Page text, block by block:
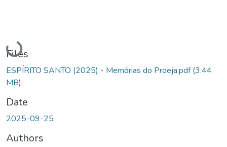
Loading...
Files
ESPÍRITO SANTO (2025) - Memórias do Proeja.pdf(3.44
MB)
Date
2025-09-25
Authors